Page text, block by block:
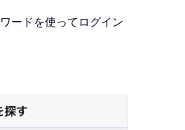
ードを使ってログイン